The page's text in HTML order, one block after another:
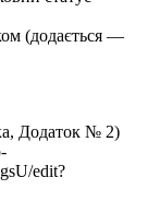
(додається —
Додаток № 2)
edit?